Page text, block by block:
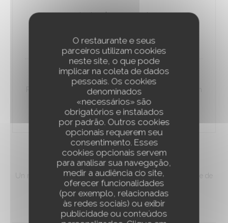
O restaurante e seus
parceiros utilizam cookies
neste site, o que pode
implicar na coleta de dados
pessoais. Os cookies
denominados
«necessários» são
obrigatórios e instalados
por padrão. Outros cookies
opcionais requerem seu
consentimento. Esses
cookies opcionais servem
para analisar sua navegação,
medir a audiência do site,
oferecer funcionalidades
(por exemplo, relacionadas
às redes sociais) ou exibir
publicidade ou conteúdos
tarte du moment
8,00 EUR
Finger au citron
Pâte sablée, craquant de chocolat blanc, crème au citron
vert de Sicile
9,00 EUR
MENU ENFANT
Un menu dédié à nos plus jeunes clients, servi jusqu'à l'âge de
12 ans.
13,00 EUR